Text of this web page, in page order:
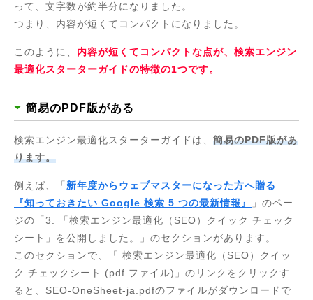
って、文字数が約半分になりました。
つまり、内容が短くてコンパクトになりました。
このように、 内容が短くてコンパクトな点が、検索エンジン
最適化スターターガイドの特徴の1つです。
簡易のPDF版がある
検索エンジン最適化スターターガイドは、 簡易のPDF版があ
ります。
例えば、「 新年度からウェブマスターになった方へ贈る
『知っておきたい Google 検索 5 つの最新情報』
」のペー
ジの「3. 「検索エンジン最適化（SEO）クイック チェック
シート」を公開しました。」のセクションがあります。
このセクションで、「 検索エンジン最適化（SEO）クイッ
ク チェックシート (pdf ファイル)」のリンクをクリックす
ると、SEO-OneSheet-ja.pdfのファイルがダウンロードで